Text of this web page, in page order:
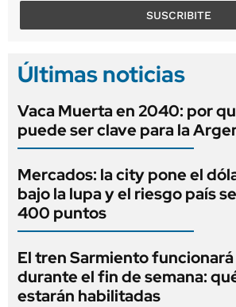
SUSCRIBITE
Últimas noticias
Vaca Muerta en 2040: por
puede ser clave para la
Mercados: la city pone el
bajo la lupa y el riesgo país
400 puntos
El tren Sarmiento
durante el fin de semana:
estarán habilitadas